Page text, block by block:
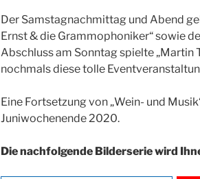
Der Samstagnachmittag und Abend
Ernst & die Grammophoniker“ sowie
Abschluss am Sonntag spielte „Martin
nochmals diese tolle
Eine Fortsetzung von „Wein- und
Juniwochenende 2020.
Die nachfolgende Bilderserie wird